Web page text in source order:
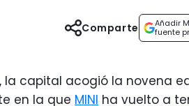
Añadir
fuente
Comparte
la capital acogió la novena
en la que MINI ha vuelto a